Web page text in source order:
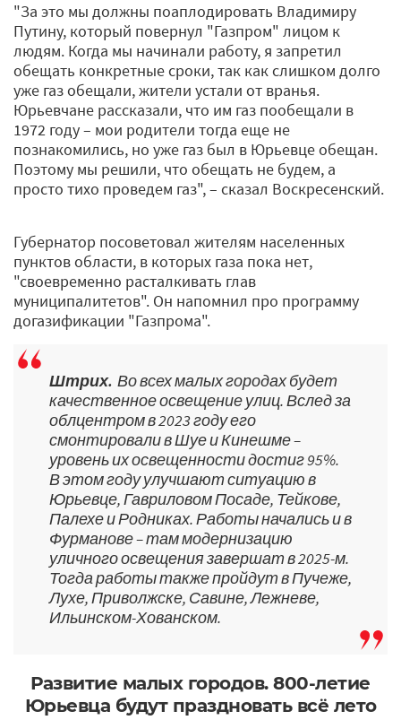
"За это мы должны поаплодировать Владимиру
Путину, который повернул "Газпром" лицом к
людям. Когда мы начинали работу, я запретил
обещать конкретные сроки, так как слишком долго
уже газ обещали, жители устали от вранья.
Юрьевчане рассказали, что им газ пообещали в
1972 году – мои родители тогда еще не
познакомились, но уже газ был в Юрьевце обещан.
Поэтому мы решили, что обещать не будем, а
просто тихо проведем газ", – сказал Воскресенский.
Губернатор посоветовал жителям населенных
пунктов области, в которых газа пока нет,
"своевременно расталкивать глав
муниципалитетов". Он напомнил про программу
догазификации "Газпрома".
Штрих. Во всех малых городах будет
качественное освещение улиц. Вслед за
облцентром в 2023 году его
смонтировали в Шуе и Кинешме –
уровень их освещенности достиг 95%.
В этом году улучшают ситуацию в
Юрьевце, Гавриловом Посаде, Тейкове,
Палехе и Родниках. Работы начались и в
Фурманове – там модернизацию
уличного освещения завершат в 2025-м.
Тогда работы также пройдут в Пучеже,
Лухе, Приволжске, Савине, Лежневе,
Ильинском-Хованском.
Развитие малых городов. 800-летие
Юрьевца будут праздновать всё лето